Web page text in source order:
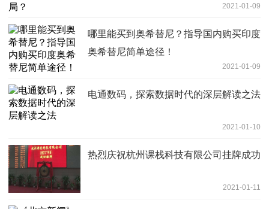
2021-01-09
哪里能买到奥希替尼？指导国内购买印度
奥希替尼简单途径！
2021-01-09
电通数码，探索数据时代的深层解读之法
2021-01-10
热烈庆祝杭州课栈科技有限公司挂牌成功
2021-01-11